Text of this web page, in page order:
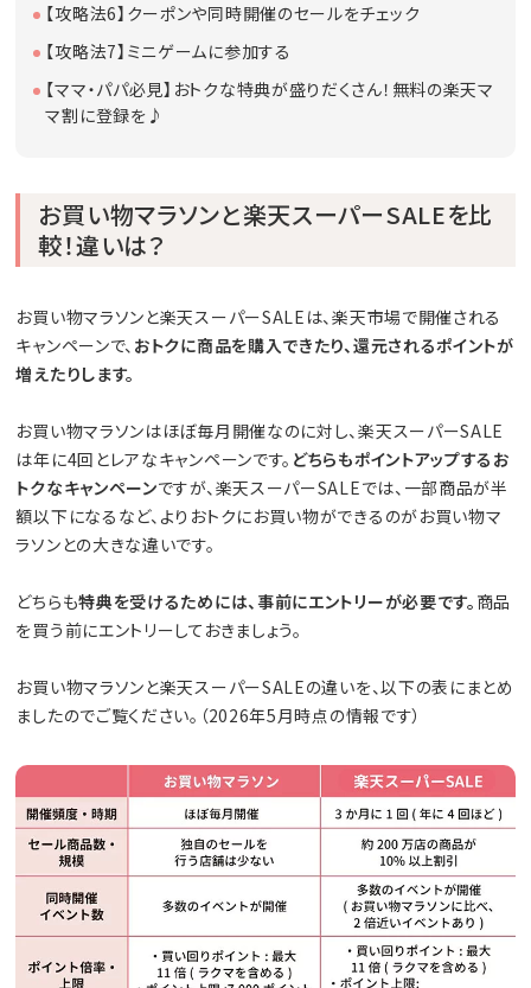
【攻略法6】クーポンや同時開催のセールをチェック
【攻略法7】ミニゲームに参加する
【ママ・パパ必見】おトクな特典が盛りだくさん！無料の楽天マ
マ割に登録を♪
お買い物マラソンと楽天スーパーSALEを比
較！違いは？
お買い物マラソンと楽天スーパーSALEは、楽天市場で開催される
キャンペーンで、 おトクに商品を購入できたり、還元されるポイントが
増えたりします。
お買い物マラソンはほぼ毎月開催なのに対し、楽天スーパーSALE
は年に4回とレアなキャンペーンです。 どちらもポイントアップするお
トクなキャンペーンですが、楽天スーパーSALEでは、一部商品が半
額以下になるなど、よりおトクにお買い物ができるのがお買い物マ
ラソンとの大きな違いです。
どちらも特典を受けるためには、事前にエントリーが必要です。 商品
を買う前にエントリーしておきましょう。
お買い物マラソンと楽天スーパーSALEの違いを、以下の表にまとめ
ましたのでご覧ください。（2026年5月時点の情報です）